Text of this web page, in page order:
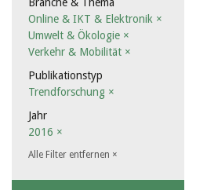
Online & IKT & Elektronik ×
Umwelt & Ökologie ×
Verkehr & Mobilität ×
Publikationstyp
Trendforschung ×
Jahr
2016 ×
Alle Filter entfernen ×